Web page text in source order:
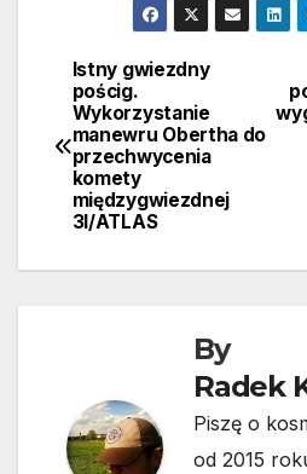
Nawigacja
wpisu
Istny gwiezdny
pościg.
Wykorzystanie
manewru Obertha do
przechwycenia
komety
międzygwiezdnej
3I/ATLAS
By
Radek
Piszę o
od 2015